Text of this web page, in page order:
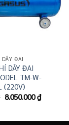
ĐAI
DÂY ĐAI
TM-W-
(220V)
Giá
8.050.000₫Giá